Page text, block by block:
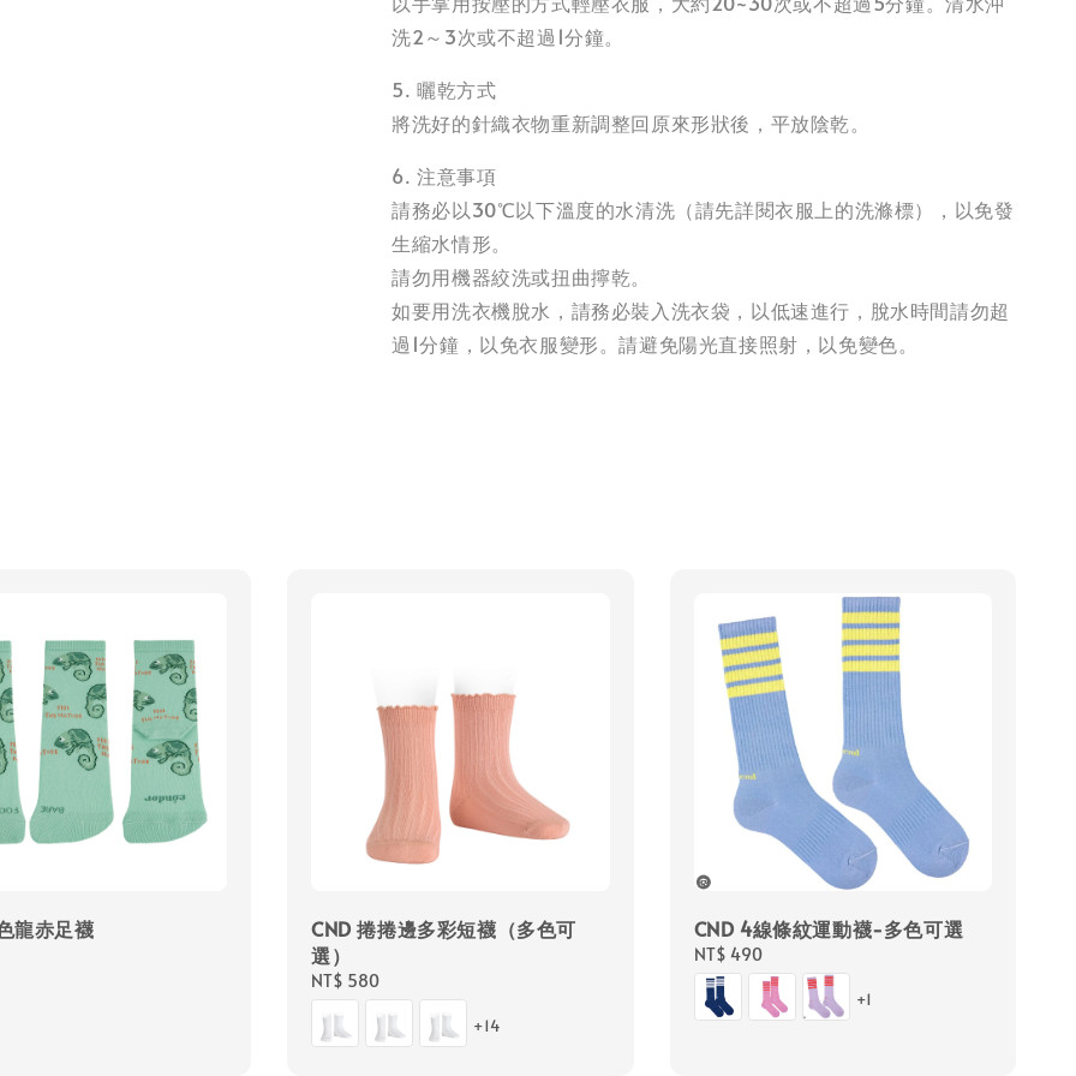
洗2～3次或不超過1分鐘。
5. 曬乾方式
將洗好的針織衣物重新調整回原來形狀後，平放陰乾。
6. 注意事項
請務必以30℃以下溫度的水清洗（請先詳閱衣服上的洗滌標），以免發
生縮水情形。
請勿用機器絞洗或扭曲擰乾。
如要用洗衣機脫水，請務必裝入洗衣袋，以低速進行，脫水時間請勿超
過1分鐘，以免衣服變形。請避免陽光直接照射，以免變色。
龍赤足襪
CND 捲捲邊多彩短襪（多色可
選）
Regular
price
NT$ 580
+14
CND 4線條紋運動襪-多色可選
Regular
price
NT$ 490
+1